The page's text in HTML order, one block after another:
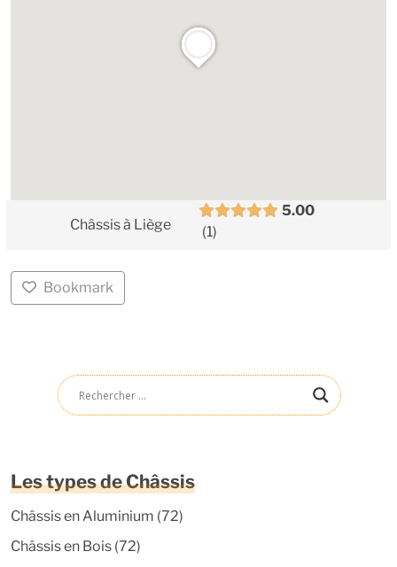
Châssis à Liège
5.00
1
Bookmark
Les types de Châssis
Châssis en Aluminium (72)
Châssis en Bois (72)